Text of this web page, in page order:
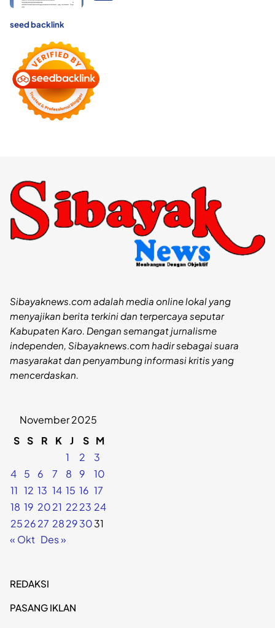
seed backlink
Sibayaknews.com adalah media online lokal yang
menyajikan berita terkini dan terpercaya seputar
Kabupaten Karo. Dengan semangat jurnalisme
independen, Sibayaknews.com hadir sebagai suara
masyarakat dan penyambung informasi kritis yang
mencerdaskan.
November 2025
S S R K J S M
1
2
3
4
5 6 7 8 9
10
11 12 13 14 15 16 17
18 19 2021 2223 24
252627 28293031
« Okt Des »
REDAKSI
PASANG IKLAN